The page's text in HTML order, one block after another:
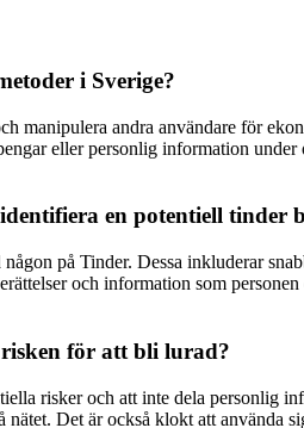
i Sverige?
manipulera andra användare för
eller personlig information
en potentiell tinder
på Tinder. Dessa inkluderar
och information som
för att bli lurad?
risker och att inte dela
Det är också klokt att använda